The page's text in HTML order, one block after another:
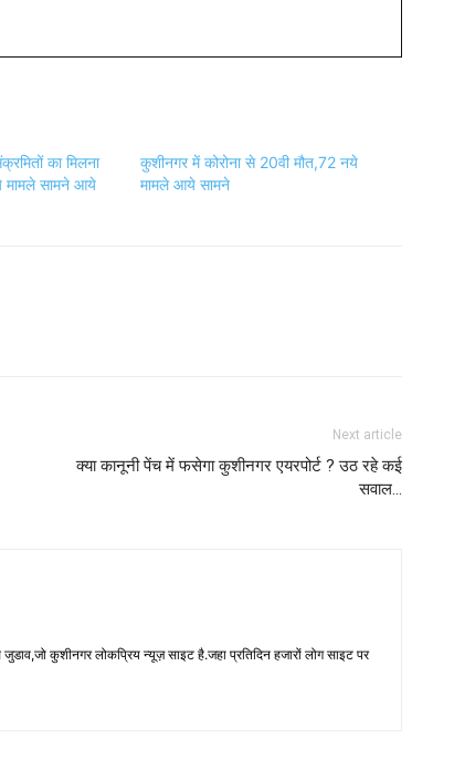
का मिलना
मामले सामने आये
कुशीनगर में कोरोना से 20वी मौत,72 नये
मामले आये सामने
Next article
क्या कानूनी पेंच में फसेगा कुशीनगर एयरपोर्ट ? उठ रहे कई
सवाल…
कुशीनगर लोकप्रिय न्यूज़ साइट है.जहा प्रतिदिन हजारों लोग साइट पर